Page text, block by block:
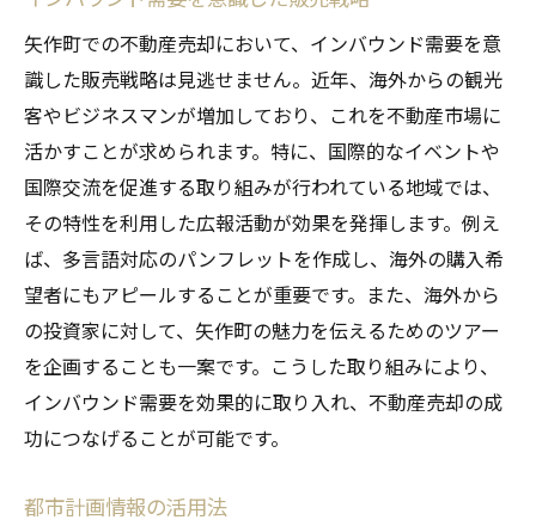
矢作町での不動産売却において、インバウンド需要を意
識した販売戦略は見逃せません。近年、海外からの観光
客やビジネスマンが増加しており、これを不動産市場に
活かすことが求められます。特に、国際的なイベントや
国際交流を促進する取り組みが行われている地域では、
その特性を利用した広報活動が効果を発揮します。例え
ば、多言語対応のパンフレットを作成し、海外の購入希
望者にもアピールすることが重要です。また、海外から
の投資家に対して、矢作町の魅力を伝えるためのツアー
を企画することも一案です。こうした取り組みにより、
インバウンド需要を効果的に取り入れ、不動産売却の成
功につなげることが可能です。
都市計画情報の活用法